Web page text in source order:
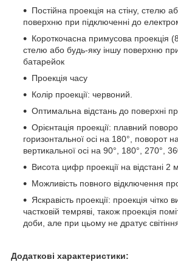
Постійна проекція на стіну, стелю
поверхню при підключенні до
Короткочасна примусова проекція
стелю або будь-яку іншу поверхню при
батарейок
Проекція часу
Колір проекції: червоний.
Оптимальна відстань до поверхні
Орієнтація проекції: плавний
горизонтальної осі на 180°, поворот
вертикальної осі на 90°, 180°, 270°,
Висота цифр проекції на відстані
Можливість повного відключення
Яскравість проекції: проекція чітко
частковій темряві, також проекція
доби, але при цьому не дратує
Додаткові характеристики: